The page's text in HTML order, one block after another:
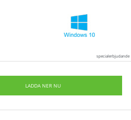
specialerbjudande
LADDA NER NU